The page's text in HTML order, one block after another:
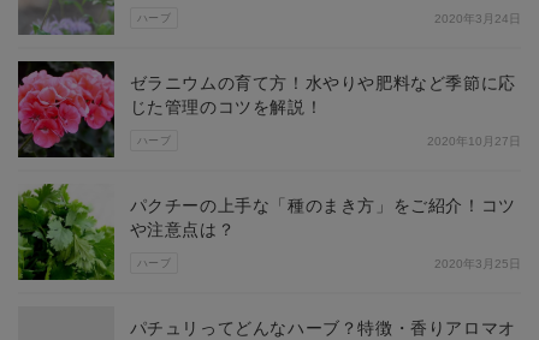
ハーブ 2020年3月24日
ハーブ
ゼラニウムの育て方！水やりや肥料など季節に応
じた管理のコツを解説！
2020年10月27日
ハーブ
パクチーの上手な「種のまき方」をご紹介！コツ
や注意点は？
2020年3月25日
パチュリってどんなハーブ？特徴・香りアロマオ